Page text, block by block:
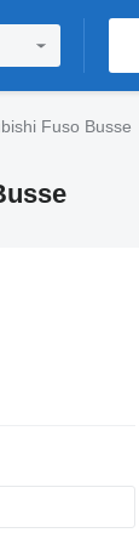
Fuso Busse